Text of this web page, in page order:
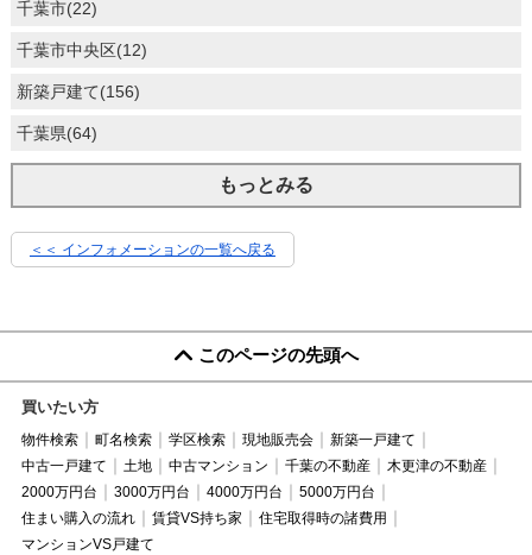
千葉市(22)
千葉市中央区(12)
新築戸建て(156)
千葉県(64)
もっとみる
＜＜ インフォメーションの一覧へ戻る
このページの先頭へ
買いたい方
物件検索 町名検索 学区検索 現地販売会
新築一戸建て
中古一戸建て
土地 中古マンション 千葉の不動産
木更津の不動産
2000万円台
3000万円台 4000万円台
5000万円台
住まい購入の流れ
賃貸VS持ち家
住宅取得時の諸費用
マンションVS戸建て